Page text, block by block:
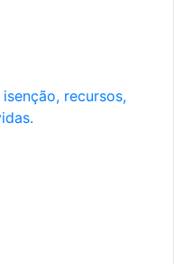
recursos,